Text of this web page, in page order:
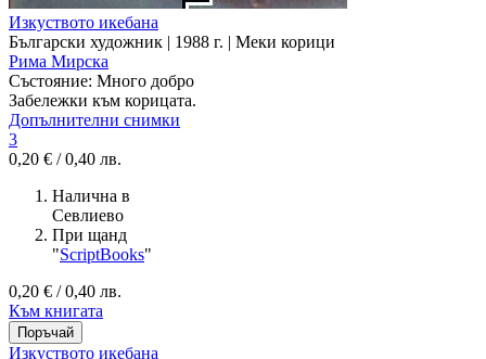
Изкуството икебана
Български художник | 1988 г. | Меки корици
Рима Мирска
Състояние: Много добро
Забележки към корицата.
Допълнителни снимки
3
0,20 € / 0,40 лв.
Налична в
Севлиево
При щанд
"ScriptBooks"
0,20 € / 0,40 лв.
Към книгата
Изкуството икебана